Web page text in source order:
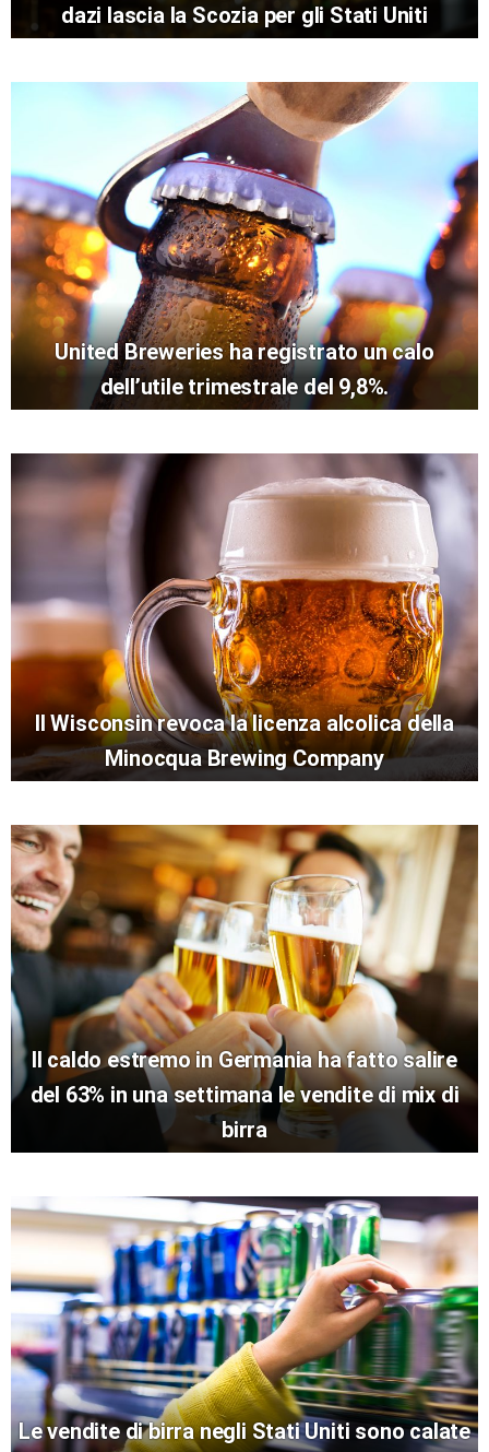
dazi lascia la Scozia per gli Stati Uniti
United Breweries ha registrato un calo
dell’utile trimestrale del 9,8%.
Il Wisconsin revoca la licenza alcolica della
Minocqua Brewing Company
Il caldo estremo in Germania ha fatto salire
del 63% in una settimana le vendite di mix di
birra
Le vendite di birra negli Stati Uniti sono calate